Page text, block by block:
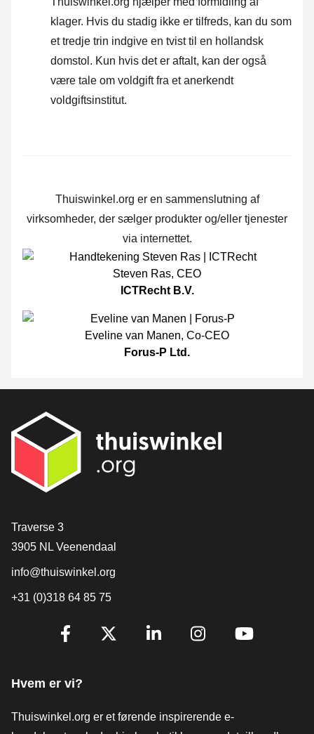
klager. Hvis du stadig ikke er tilfreds, kan du som
et tredje trin indgive en tvist til en hollandsk
domstol. Kun hvis det er aftalt, kan der også
være tale om voldgift fra et anerkendt
voldgiftsinstitut.
Thuiswinkel.org er en sammenslutning af
virksomheder, der sælger produkter og/eller tjenester
via internettet.
Steven Ras, CEO
ICTRecht B.V.
Eveline van Manen, Co-CEO
Forus-P Ltd.
[_General:Contact]
Traverse 3
3905 NL Veenendaal
info@thuiswinkel.org
+31 (0)318 64 85 75
[_General:SocialMediaTitle]
Hvem er vi?
Thuiswinkel.org er et førende inspirerende e-